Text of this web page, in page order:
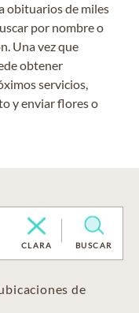
obituarios de miles
por nombre o
Una vez que
obtener
servicios,
y enviar flores o
CLARA BUSCAR
de